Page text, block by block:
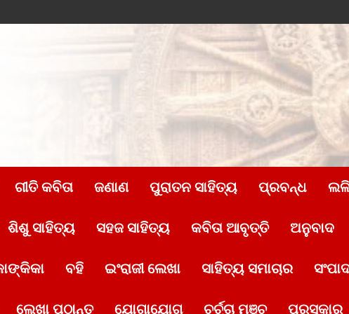
ଗୀତି କବିତା ଜଣାଣ ପୁରାତନ ସାହିତ୍ୟ ପ୍ରବନ୍ଧ
ଶିଶୁ ସାହିତ୍ୟ ସହଜ ସାହିତ୍ୟ କବିତା ଆବୃତ୍ତି ଅନୁବାଦ
ବହି ଇଂରାଜୀ ଲେଖା ସାହିତ୍ୟ ସମାଚାର
ଲେଖା ପଠାନ୍ତୁ ଯୋଗାଯୋଗ ଚର୍ଚ୍ଚା ମଞ୍ଚ ପୁରସ୍କାର